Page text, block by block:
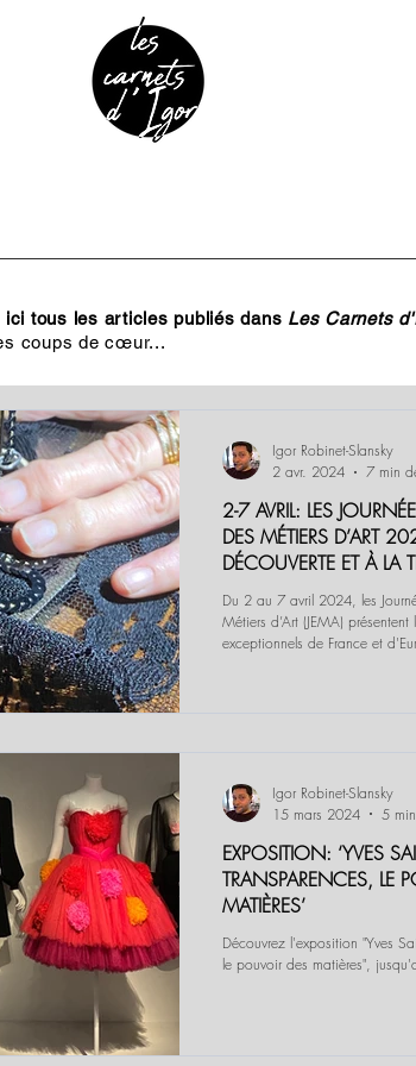
tous les articles publiés dans Les Carnets
coups de cœur...
2-7 AVRIL: LES
DES MÉTIERS D’ART
DÉCOUVERTE ET À LA
SAVOIR-FAIRE
Du 2 au 7 avril 2024, les
Métiers d’Art (JEMA) présentent les savoir-faire
exceptionnels de France et
Igor Robinet-Slansky
2 avr. 2024
7 min
EXPOSITION: ‘YVES
TRANSPARENCES, LE
MATIÈRES’
Découvrez l'exposition "Yves
le pouvoir des matières",
Igor Robinet-Slansky
15 mars 2024
5